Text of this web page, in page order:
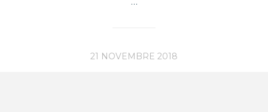
21 NOVEMBRE 2018